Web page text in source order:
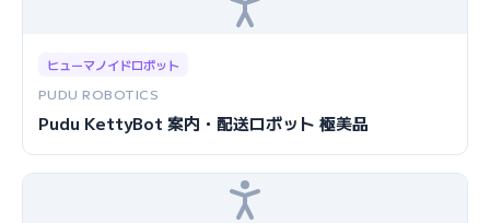
ヒューマノイドロボット
PUDU ROBOTICS
Pudu KettyBot 案内・配送ロボット 極美品